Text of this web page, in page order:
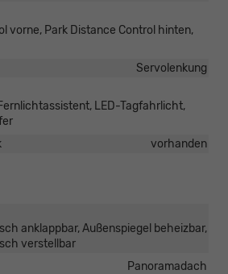
vorne, Park Distance Control hinten,
Servolenkung
LED-Tagfahrlicht,
vorhanden
anklappbar, Außenspiegel beheizbar,
verstellbar
Panoramadach